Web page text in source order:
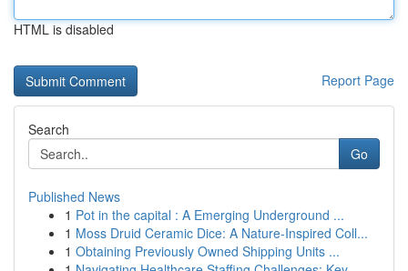
HTML is disabled
Report Page
Search
Go
Published News
1 Pot in the capital : A Emerging Underground ...
1 Moss Druid Ceramic Dice: A Nature-Inspired Coll...
1 Obtaining Previously Owned Shipping Units ...